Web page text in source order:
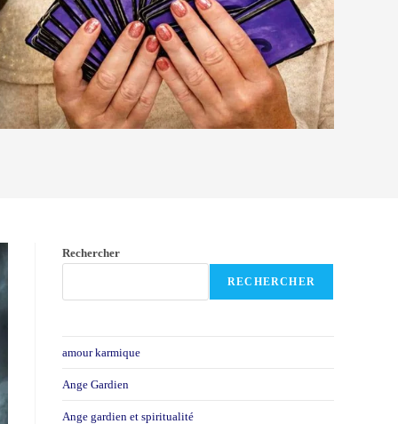
Rechercher
RECHERCHER
amour karmique
Ange Gardien
Ange gardien et spiritualité